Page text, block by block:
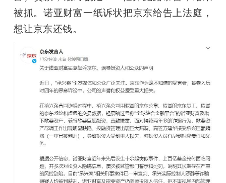
心
GAIR
被抓。诺亚财富一纸诉状把京东给告上法庭，
想让京东还钱。